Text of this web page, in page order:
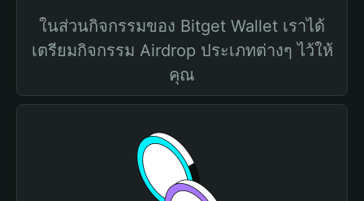
ในส่วนกิจกรรมของ Bitget Wallet เราได้
เตรียมกิจกรรม Airdrop ประเภทต่างๆ ไว้ให้
คุณ